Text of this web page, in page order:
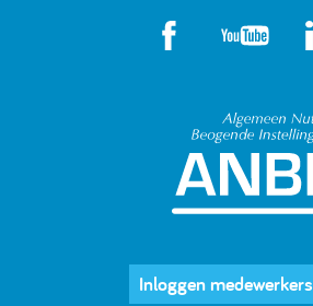
Inloggen medewerkers